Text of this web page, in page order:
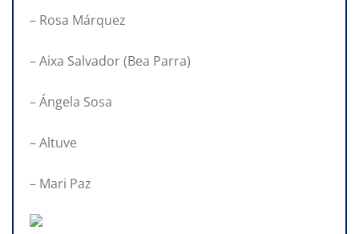
– Rosa Márquez
– Aixa Salvador (Bea Parra)
– Ángela Sosa
– Altuve
– Mari Paz